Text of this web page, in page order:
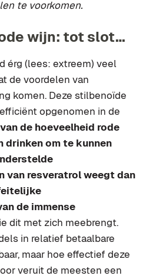
te voorkomen.
wijn: tot slot…
érg (lees: extreem) veel
de voordelen van
komen. Deze stilbenoïde
opgenomen in de
de hoeveelheid rode
om te kunnen
van resveratrol weegt dan
de immense
dit met zich meebrengt.
in relatief betaalbare
maar hoe effectief deze
veruit de meesten een